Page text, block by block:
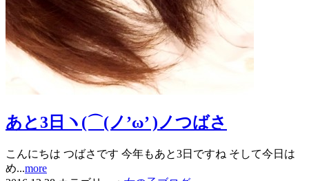
あと3日ヽ(⌒(ノ’ω’ )ノつばさ
こんにちは つばさです 今年もあと3日ですね そして今日は
め...more